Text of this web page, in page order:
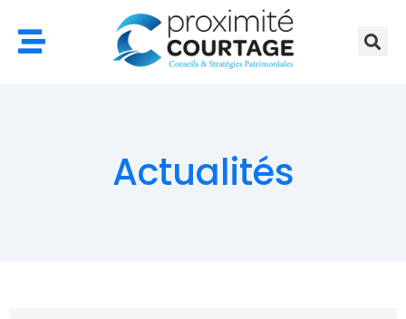
contenu
Actualités